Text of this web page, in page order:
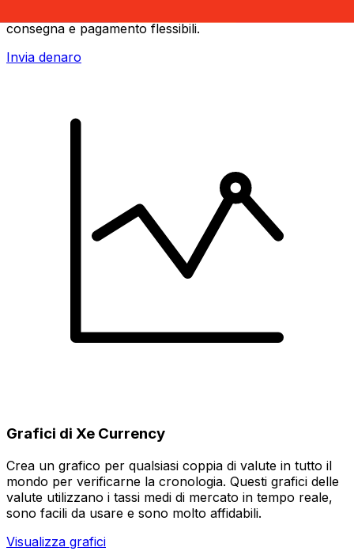
consegna e pagamento flessibili.
Invia denaro
Grafici di Xe Currency
Crea un grafico per qualsiasi coppia di valute in tutto il
mondo per verificarne la cronologia. Questi grafici delle
valute utilizzano i tassi medi di mercato in tempo reale,
sono facili da usare e sono molto affidabili.
Visualizza grafici